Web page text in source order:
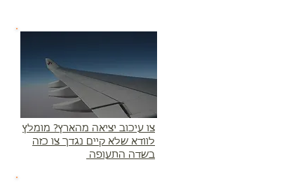
צו עיכוב יציאה מהארץ? מומלץ
לוודא שלא קיים נגדך צו כזה
בשדה התעופה